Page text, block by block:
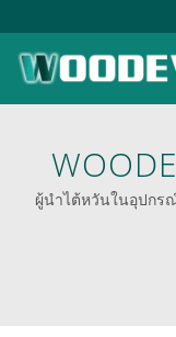
ผู้นำไต้หวันในอุปกร